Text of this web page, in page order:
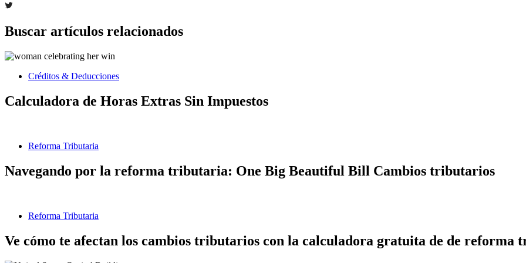
Buscar artículos relacionados
Créditos & Deducciones
Calculadora de Horas Extras Sin Impuestos
Reforma Tributaria
Navegando por la reforma tributaria: One Big Beautiful Bill Cambios tributarios
Reforma Tributaria
Ve cómo te afectan los cambios tributarios con la calculadora gratuita de de reforma